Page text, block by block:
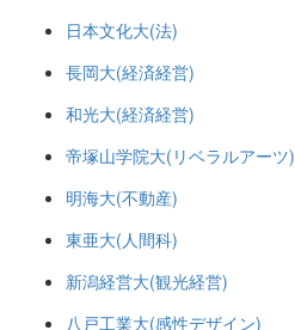
日本文化大(法)
長岡大(経済経営)
和光大(経済経営)
帝塚山学院大(リベラルアーツ)
明海大(不動産)
東亜大(人間科)
新潟経営大(観光経営)
八戸工業大(感性デザイン)